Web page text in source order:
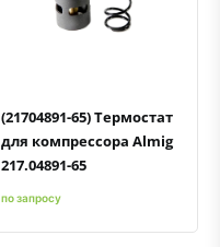
Быстрый просмотрДобавить к сравнению
Добавить в избранное
(21704891-65) Термостат
для компрессора Almig
217.04891-65
по запросу